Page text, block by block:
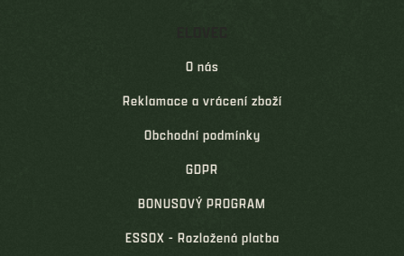
O nás
Reklamace a vrácení zboží
Obchodní podmínky
GDPR
BONUSOVÝ PROGRAM
ESSOX - Rozložená platba